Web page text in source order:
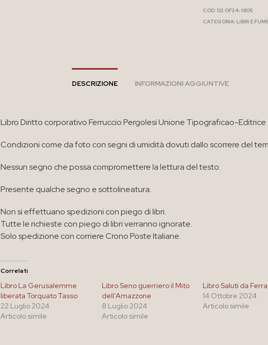
COD: D2 OF24-1805
CATEGORIA: LIBRI E
DESCRIZIONE INFORMAZIONI AGGIUNTIVE
Libro Diritto corporativo Ferruccio Pergolesi Unione Tipograficao-Editrice
Condizioni come da foto con segni di umidità dovuti dallo scorrere del
Nessun segno che possa compromettere la lettura del testo.
Presente qualche segno e sottolineatura.
Non si effettuano spedizioni con piego di libri.
Tutte le richieste con piego di libri verranno ignorate.
Solo spedizione con corriere Crono Poste Italiane.
Correlati
Libro La Gerusalemme
liberata Torquato Tasso
22 Luglio 2024
Articolo simile
Libro Seno guerriero il Mito
dell’Amazzone
8 Luglio 2024
Articolo simile
Libro Saluti da
14 Ottobre 2024
Articolo simile